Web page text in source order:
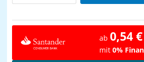
ab 0,54 €
mit 0%